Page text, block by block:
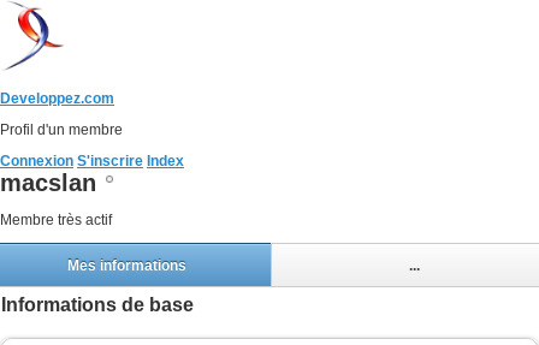
Developpez.com
Profil d'un membre
Connexion S'inscrire Index
macslan
Membre très actif
Mes informations ...
Informations de base